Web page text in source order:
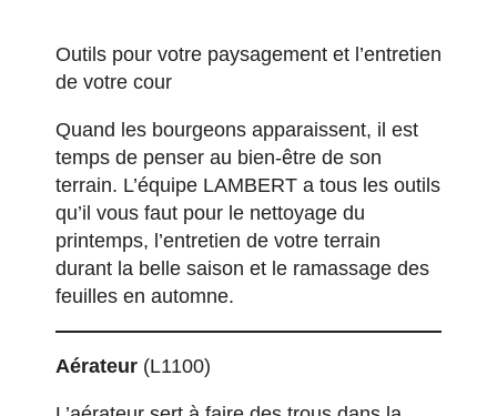
Outils pour votre paysagement et l’entretien
de votre cour
Quand les bourgeons apparaissent, il est
temps de penser au bien-être de son
terrain. L’équipe LAMBERT a tous les outils
qu’il vous faut pour le nettoyage du
printemps, l’entretien de votre terrain
durant la belle saison et le ramassage des
feuilles en automne.
Aérateur (L1100)